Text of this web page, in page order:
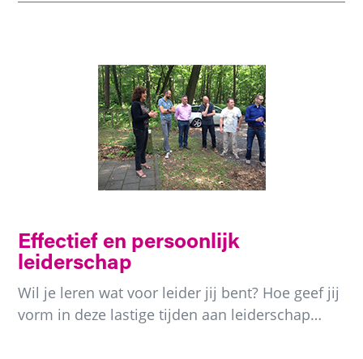
Effectief en persoonlijk
leiderschap
Wil je leren wat voor leider jij bent? Hoe geef jij
vorm in deze lastige tijden aan leiderschap…